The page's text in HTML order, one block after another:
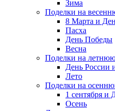
Зима
Поделки на
8 Марта и
Пасха
День Победы
Весна
Поделки на
День России
Лето
Поделки на
1 сентября и
Осень